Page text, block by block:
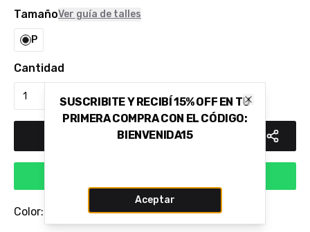
TamañoVer guía de talles
P
Cantidad
Añadir al carrito
Color: AZUL MARINHO
SUSCRIBITE Y RECIBÍ 15% OFF EN TU
PRIMERA COMPRA CON EL CÓDIGO:
BIENVENIDA15
Aceptar